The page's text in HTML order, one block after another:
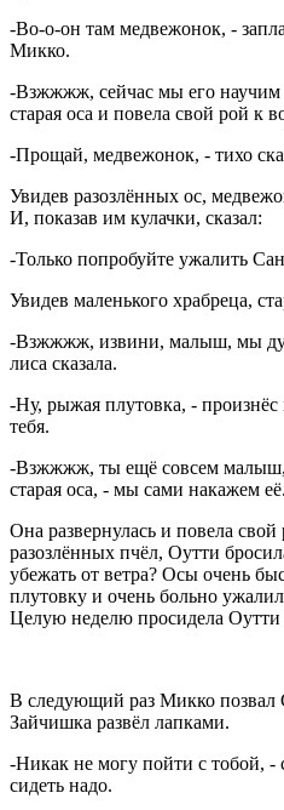
-Во-о-он там медвежонок, -
Микко.
-Взжжжж, сейчас мы его
старая оса и повела свой рой к
-Прощай, медвежонок, - тихо
Увидев разозлённых ос,
И, показав им кулачки, сказал:
-Только попробуйте ужалить
Увидев маленького храбреца,
-Взжжжж, извини, малыш, мы
лиса сказала.
-Ну, рыжая плутовка, -
тебя.
-Взжжжж, ты ещё совсем
старая оса, - мы сами накажем её.
Она развернулась и повела
разозлённых пчёл, Оутти
убежать от ветра? Осы очень
плутовку и очень больно
Целую неделю просидела Оутти
В следующий раз Микко позвал
Зайчишка развёл лапками.
-Никак не могу пойти с тобой, -
сидеть надо.